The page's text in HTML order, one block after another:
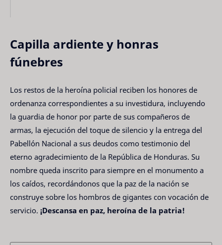
Capilla ardiente y honras
fúnebres
Los restos de la heroína policial reciben los honores de
ordenanza correspondientes a su investidura, incluyendo
la guardia de honor por parte de sus compañeros de
armas, la ejecución del toque de silencio y la entrega del
Pabellón Nacional a sus deudos como testimonio del
eterno agradecimiento de la República de Honduras. Su
nombre queda inscrito para siempre en el monumento a
los caídos, recordándonos que la paz de la nación se
construye sobre los hombros de gigantes con vocación de
servicio. ¡Descansa en paz, heroína de la patria!